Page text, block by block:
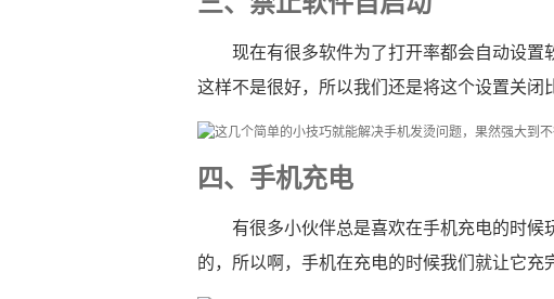
现在有很多软件为了打开率都会自动设
这样不是很好，所以我们还是将这个设置关闭
四、手机充电
有很多小伙伴总是喜欢在手机充电的时
的，所以啊，手机在充电的时候我们就让它充